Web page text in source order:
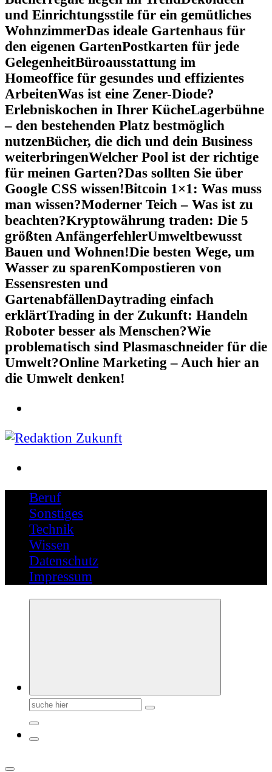
und Einrichtungsstile für ein gemütliches
WohnzimmerDas ideale Gartenhaus für
den eigenen GartenPostkarten für jede
GelegenheitBüroausstattung im
Homeoffice für gesundes und effizientes
ArbeitenWas ist eine Zener-Diode?
Erlebniskochen in Ihrer KücheLagerbühne
– den bestehenden Platz bestmöglich
nutzenBücher, die dich und dein Business
weiterbringenWelcher Pool ist der richtige
für meinen Garten?Das sollten Sie über
Google CSS wissen!Bitcoin 1×1: Was muss
man wissen?Moderner Teich – Was ist zu
beachten?Kryptowährung traden: Die 5
größten AnfängerfehlerUmweltbewusst
Bauen und Wohnen!Die besten Wege, um
Wasser zu sparenKompostieren von
Essensresten und
GartenabfällenDaytrading einfach
erklärtTrading in der Zukunft: Handeln
Roboter besser als Menschen?Wie
problematisch sind Plasmaschneider für die
Umwelt?Online Marketing – Auch hier an
die Umwelt denken!
Schreiben für die Zukunft
Beruf
Sonstiges
Technik
Wissen
Datenschutz
Impressum
Suchen
nach: